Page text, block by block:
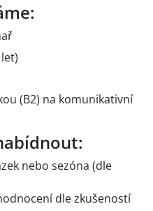
(B2) na komunikativní
nebo sezóna (dle
dle zkušeností